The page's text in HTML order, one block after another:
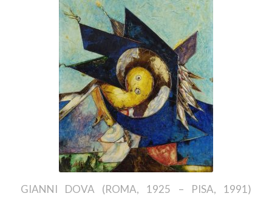
GIANNI DOVA (ROMA, 1925 – PISA, 1991)